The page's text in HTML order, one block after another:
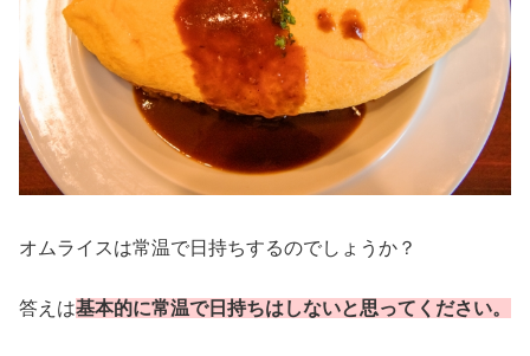
オムライスは常温で日持ちするのでしょうか？
答えは基本的に常温で日持ちはしないと思ってください。